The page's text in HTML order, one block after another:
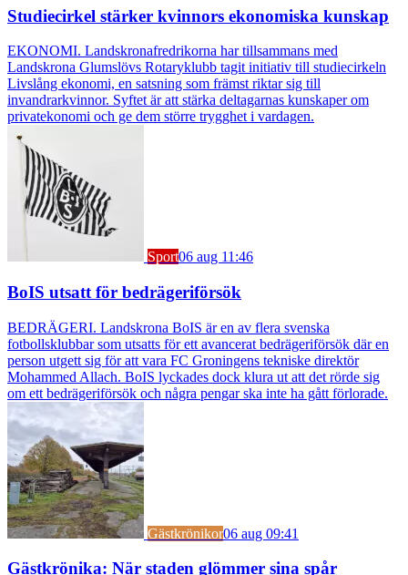
Studiecirkel stärker kvinnors ekonomiska kunskap
EKONOMI. Landskronafredrikorna har tillsammans med
Landskrona Glumslövs Rotaryklubb tagit initiativ till studiecirkeln
Livslång ekonomi, en satsning som främst riktar sig till
invandrarkvinnor. Syftet är att stärka deltagarnas kunskaper om
privatekonomi och ge dem större trygghet i vardagen.
Sport06 aug 11:46
BoIS utsatt för bedrägeriförsök
BEDRÄGERI. Landskrona BoIS är en av flera svenska
fotbollsklubbar som utsatts för ett avancerat bedrägeriförsök där en
person utgett sig för att vara FC Groningens tekniske direktör
Mohammed Allach. BoIS lyckades dock klura ut att det rörde sig
om ett bedrägeriförsök och några pengar ska inte ha gått förlorade.
Gästkrönikor06 aug 09:41
Gästkrönika: När staden glömmer sina spår